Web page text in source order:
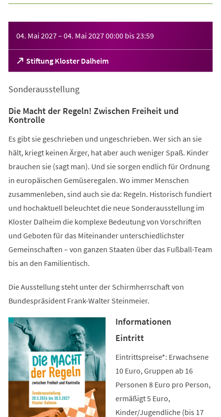
04. Mai 2027– 04. Mai 202700:00 bis23:59
Stiftung Kloster Dalheim
(Öffnet
in
neuen
Sonderausstellung
Die Macht der Regeln! Zwischen Freiheit und
Kontrolle
Es gibt sie geschrieben und ungeschrieben. Wer sich an sie
hält, kriegt keinen Ärger, hat aber auch weniger Spaß. Kinder
brauchen sie (sagt man). Und sie sorgen endlich für Ordnung
in europäischen Gemüseregalen. Wo immer Menschen
zusammenleben, sind auch sie da: Regeln. Historisch fundiert
und hochaktuell beleuchtet die neue Sonderausstellung im
Kloster Dalheim die komplexe Bedeutung von Vorschriften
und Geboten für das Miteinander unterschiedlichster
Gemeinschaften – von ganzen Staaten über das Fußball-Team
bis an den Familientisch.
Die Ausstellung steht unter der Schirmherrschaft von
Bundespräsident Frank-Walter Steinmeier.
Informationen
Eintritt
Eintrittspreise*: Erwachsene
10 Euro, Gruppen ab 16
Personen 8 Euro pro Person,
ermäßigt 5 Euro,
Kinder/Jugendliche (bis 17